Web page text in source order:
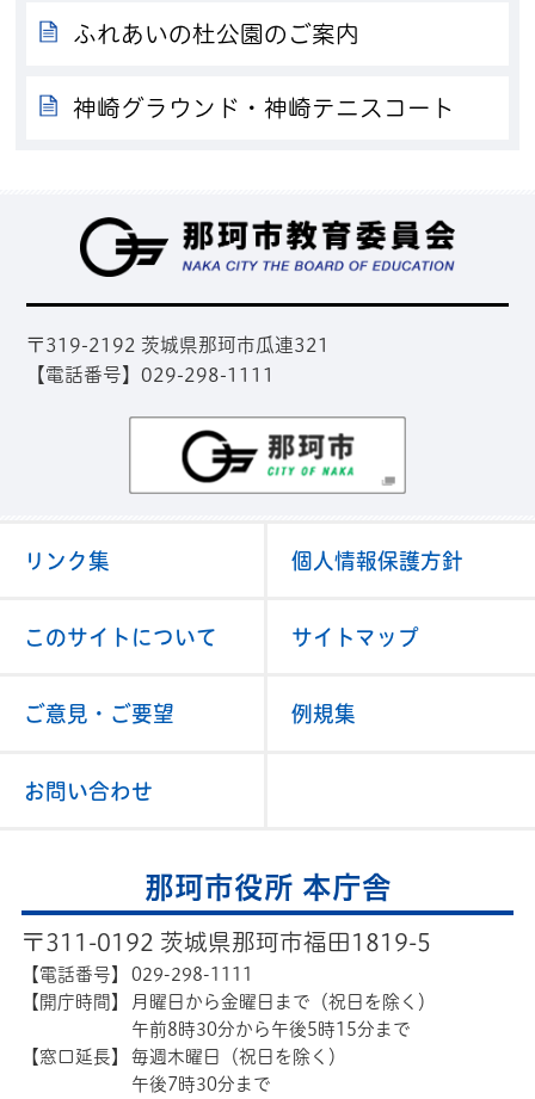
ふれあいの杜公園のご案内
神崎グラウンド・神崎テニスコート
〒319-2192 茨城県那珂市瓜連321
【電話番号】029-298-1111
リンク集 個人情報保護方針
このサイトについて サイトマップ
ご意見・ご要望 例規集
お問い合わせ
那珂市役所 本庁舎
〒311-0192 茨城県那珂市福田1819-5
【電話番号】
029-298-1111
【開庁時間】
月曜日から金曜日まで（祝日を除く）
午前8時30分から午後5時15分まで
【窓口延長】
毎週木曜日（祝日を除く）
午後7時30分まで